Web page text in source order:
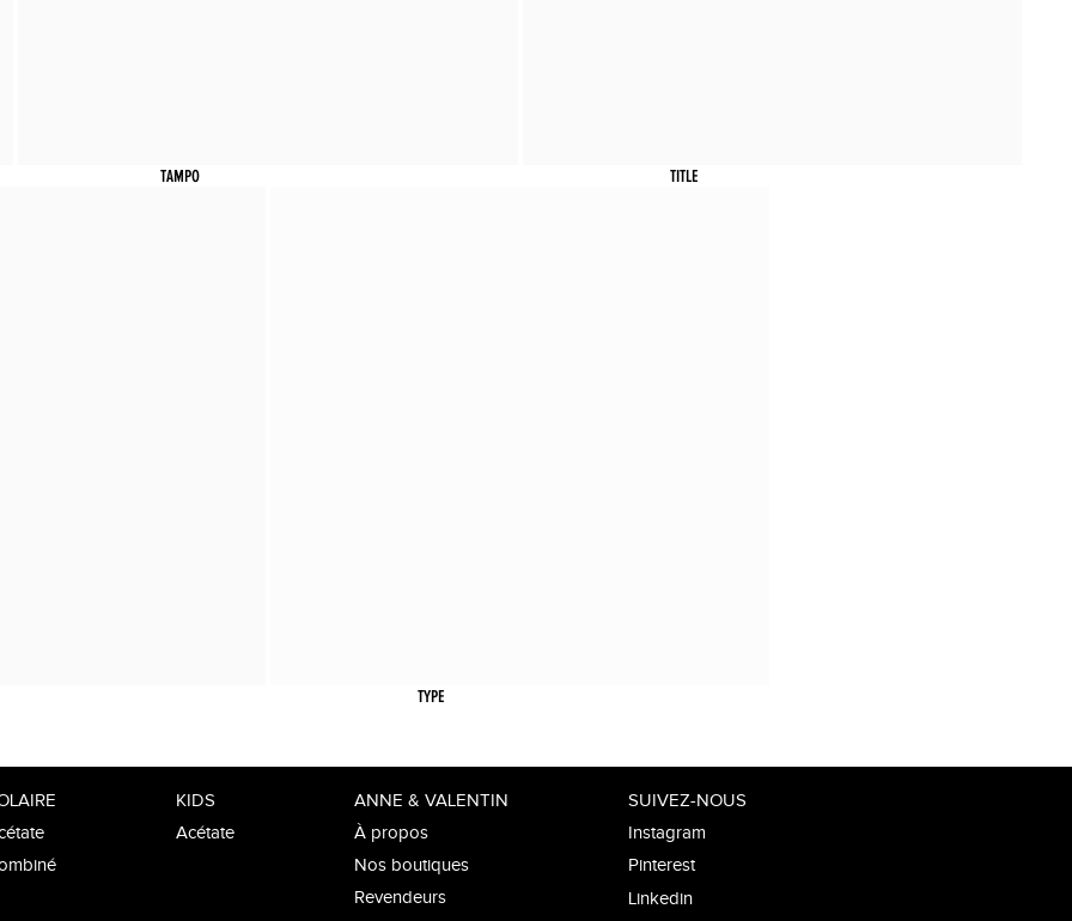
TAMPO TITLE
TYPE
KIDS
Acétate
ANNE & VALENTIN
À propos
Nos boutiques
Revendeurs
SUIVEZ-NOUS
Instagram
Pinterest
Linkedin